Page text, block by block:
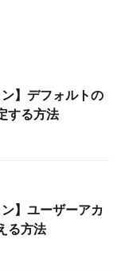
】デフォルトの
する方法
】ユーザーアカ
る方法